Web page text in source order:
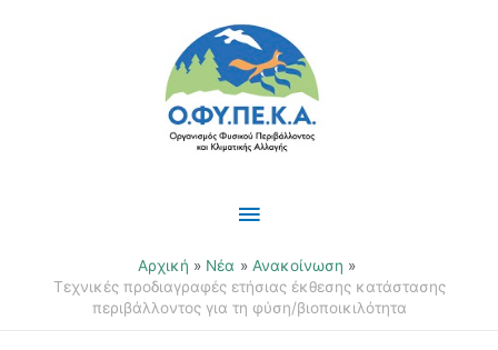
Κύριο
Μενού
Αρχική Νέα
Ανακοίνωση
Τεχνικές προδιαγραφές ετήσιας έκθεσης κατάστασης
περιβάλλοντος για τη φύση/βιοποικιλότητα